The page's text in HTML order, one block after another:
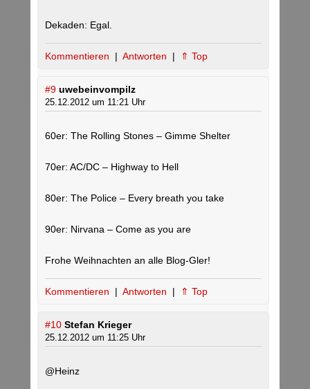
Dekaden: Egal.
Kommentieren | Antworten | ⇑ Top
#9 uwebeinvompilz
25.12.2012 um 11:21 Uhr
60er: The Rolling Stones – Gimme Shelter
70er: AC/DC – Highway to Hell
80er: The Police – Every breath you take
90er: Nirvana – Come as you are
Frohe Weihnachten an alle Blog-Gler!
Kommentieren | Antworten | ⇑ Top
#10 Stefan Krieger
25.12.2012 um 11:25 Uhr
@Heinz